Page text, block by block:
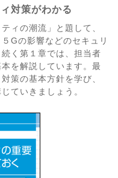
対策がわかる
ィの潮流」と題して、
Gの影響などのセキュリ
く第１章では、担当者
を解説しています。最
策の基本方針を学び、
ていきましょう。